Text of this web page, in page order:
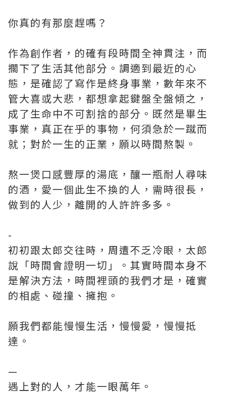
你真的有那麼趕嗎？
作為創作者，的確有段時間全神貫注，而
擱下了生活其他部分。調適到最近的心
態，是確認了寫作是終身事業，數年來不
管大喜或大悲，都想拿起鍵盤全盤傾之，
成了生命中不可割捨的部分。既然是畢生
事業，真正在乎的事物，何須急於一蹴而
就；對於一生的正業，願以時間熬製。
熬一煲口感豐厚的湯底，釀一瓶耐人尋味
的酒，愛一個此生不換的人，需時很長，
做到的人少，離開的人許許多多。
-
初初跟太郎交往時，周遭不乏冷眼，太郎
說「時間會證明一切」。其實時間本身不
是解決方法，時間裡頭的我們才是，確實
的相處、碰撞、擁抱。
願我們都能慢慢生活，慢慢愛，慢慢抵
達。
—
遇上對的人，才能一眼萬年。